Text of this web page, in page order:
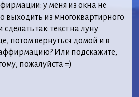
у меня из окна не
выходить из многоквартирного
так: текст на луну
потом вернуться домой и в
Или подскажите,
пожалуйста =)